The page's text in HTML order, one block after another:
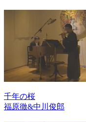
千年の桜
福原徹&中川俊郎